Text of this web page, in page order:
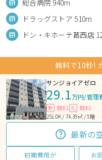
総合病院 940m
ドラッグストア 510m
ドン・キホーテ葛西店
無料で10秒!
サンジョイアゼロ
29.1万円/管理
敷 無料 礼 無料
2SLDK / 74.39㎡ / 5階
最新の
初期費用が
お